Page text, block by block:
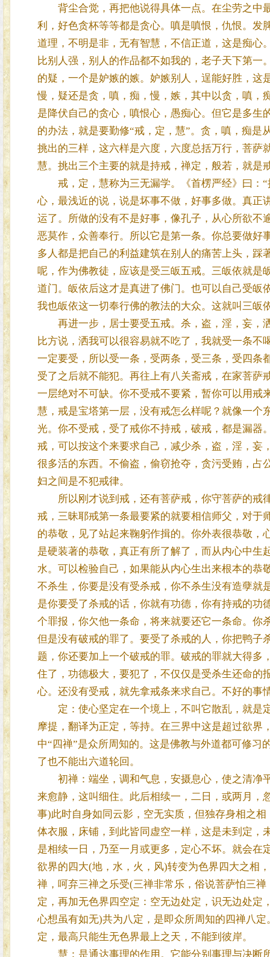
背尘合觉，再把他说得具体一点。在尘劳之中
利，好色贪杯等等都是贪心。嗔是嗔恨，仇恨。发
道理，不明是非，无有智慧，不信正道，这是痴心
比别人强，别人的作品都不如我的，老子天下第
的疑，一个是妒嫉的嫉。妒嫉别人，逞能好胜，
慢，疑还是贪，嗔，痴，慢，嫉，其中以贪，嗔，
是降伏自己的贪心，嗔恨心，愚痴心。但它是多
的办法，就是要勤修“戒，定，慧”。贪，嗔，痴
挑出的三样，这六样是六度，六度总括万行，菩萨
慧。挑出三个主要的就是持戒，禅定，般若，就是
戒，定，慧称为三无漏学。《首楞严经》曰：“
心，最浅近的说，说是坏事不做，好事多做。真正
运了。所做的没有不是好事，像孔子，从心所欲不
恶莫作，众善奉行。所以它是第一条。你总要做好
多人都是把自己的利益建筑在别人的痛苦上头，
呢，作为佛教徒，应该是受三皈五戒。三皈依就是
道门。皈依后这才是真进了佛门。也可以自己受皈
我也皈依这一切奉行佛的教法的大众。这就叫三皈
再进一步，居士要受五戒。杀，盗，淫，妄，
比方说，洒我可以很容易就不吃了，我就受一条
一定要受，所以受一条，受两条，受三条，受四条
受了之后就不能犯。再往上有八关斋戒，在家菩
一层绝对不可缺。你不受戒不要紧，暂你可以用戒
慧，戒是宝塔第一层，没有戒怎么样呢？就像一个
光。你不受戒，受了戒你不持戒，破戒，都是漏器
戒，可以按这个来要求自己，减少杀，盗，淫，妄
很多活的东西。不偷盗，偷窃抢夺，贪污受贿，占
妇之间是不犯戒律。
所以刚才说到戒，还有菩萨戒，你守菩萨的戒
戒，三昧耶戒第一条最要紧的就要相信师父，对于
的恭敬，见了站起来鞠躬作揖的。你外表很恭敬
是硬装著的恭敬，真正有所了解了，而从内心中
水。可以检验自己，如果能从内心生出来根本的恭
不杀生，你要是没有受杀戒，你不杀生没有造孽就
是你要受了杀戒的话，你就有功德，你有持戒的
个罪报，你欠他一条命，将来就要还它一条命。你
但是没有破戒的罪了。要受了杀戒的人，你把鸭子
题，你还要加上一个破戒的罪。破戒的罪就大得
住了，功德极大，要犯了，不仅仅是受杀生还命的
心。还没有受戒，就先拿戒条来求自己。不好的事
定：使心坚定在一个境上，不叫它散乱，就是
摩提，翻译为正定，等持。在三界中这是超过欲
中“四禅”是众所周知的。这是佛教与外道都可修
了也不能出六道轮回。
初禅：端坐，调和气息，安摄息心，使之清净
来愈静，这叫细住。此后相续一，二日，或两月
事)此时自身如同云影，空无实质，但独存身相之
体衣服，床铺，到此皆同虚空一样，这是未到定，
是相续一日，乃至一月或更多，定心不坏。就会
欲界的四大(地，水，火，风)转变为色界四大之相
禅，呵弃三禅之乐受(三禅非常乐，俗说菩萨怕三
定，再加无色界四空定：空无边处定，识无边处
心想虽有如无)共为八定，是即众所周知的四禅八
定，最高只能生无色界最上之天，不能到彼岸。
慧：是通达事理的作用。它能分别事理与决断